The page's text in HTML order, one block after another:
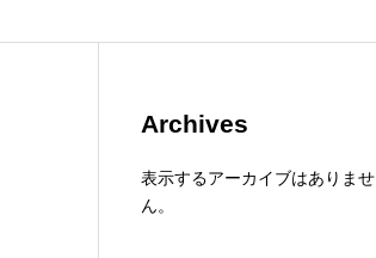
Archives
表示するアーカイブはありませ
ん。